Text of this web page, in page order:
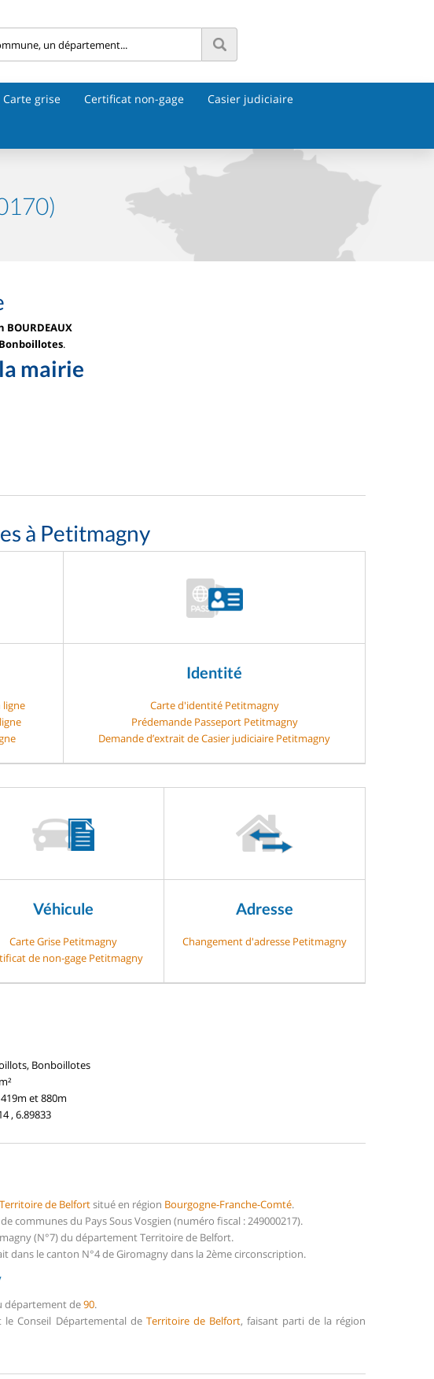
Carte grise Certificat non-gage Casier judiciaire
.
mairie
à Petitmagny
ligne
Identité
Carte d'identité Petitmagny
Prédemande Passeport Petitmagny
Demande d’extrait de Casier judiciaire Petitmagny
Véhicule
Carte Grise Petitmagny
de non-gage Petitmagny
Adresse
Changement d'adresse Petitmagny
Bonboillotes
et 880m
, 6.89833
Territoire de Belfortsitué en région Bourgogne-Franche-Comté.
communes du Pays Sous Vosgien (numéro fiscal : 249000217).
(N°7) du département Territoire de Belfort.
le canton N°4 de Giromagny dans la 2ème circonscription.
département de90.
le Conseil Départemental de Territoire de Belfort, faisant parti de la région